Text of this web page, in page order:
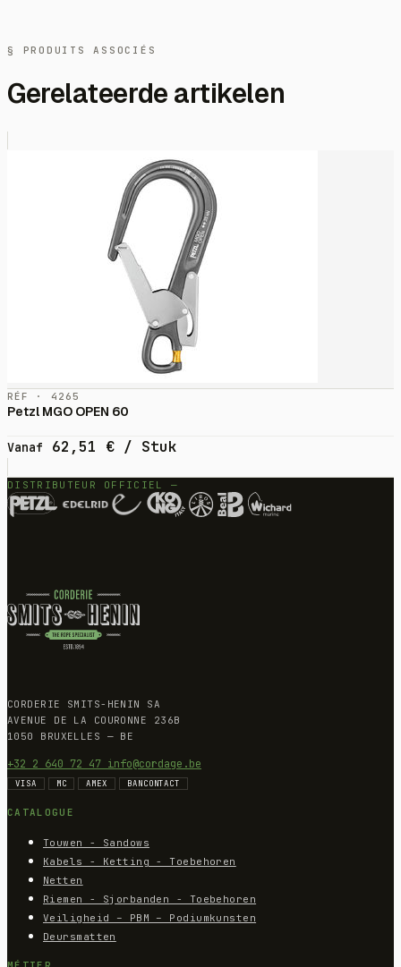
§ PRODUITS ASSOCIÉS
Gerelateerde artikelen
RÉF · 4265
Petzl MGO OPEN 60
Vanaf 62,51 € / Stuk
DISTRIBUTEUR OFFICIEL —
CORDERIE SMITS-HENIN SA
AVENUE DE LA COURONNE 236B
1050 BRUXELLES — BE
+32 2 640 72 47 info@cordage.be
VISA MC AMEX BANCONTACT
CATALOGUE
Touwen - Sandows
Kabels - Ketting - Toebehoren
Netten
Riemen - Sjorbanden - Toebehoren
Veiligheid – PBM – Podiumkunsten
Deursmatten